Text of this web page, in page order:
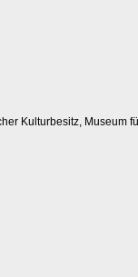
Kulturbesitz, Museum